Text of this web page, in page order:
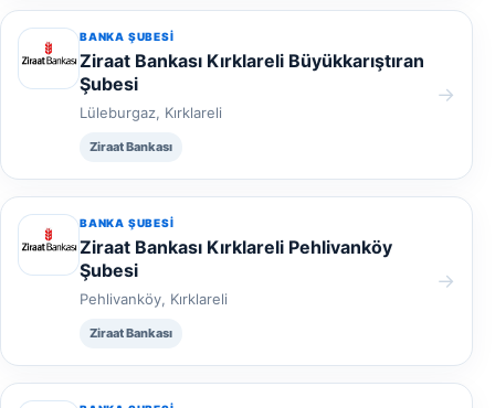
BANKA ŞUBESI
Ziraat Bankası Kırklareli Büyükkarıştıran
Şubesi
Lüleburgaz, Kırklareli
Ziraat Bankası
→
BANKA ŞUBESI
Ziraat Bankası Kırklareli Pehlivanköy
Şubesi
Pehlivanköy, Kırklareli
Ziraat Bankası
→